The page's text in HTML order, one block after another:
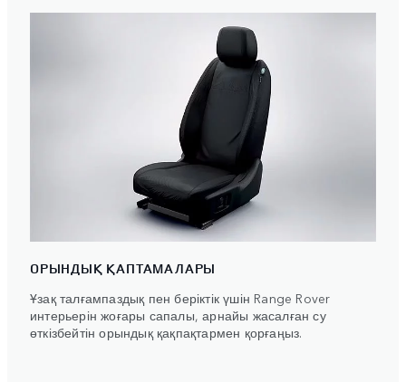
ОРЫНДЫҚ ҚАПТАМАЛАРЫ
Ұзақ талғампаздық пен беріктік үшін Range Rover
интерьерін жоғары сапалы, арнайы жасалған су
өткізбейтін орындық қақпақтармен қорғаңыз.